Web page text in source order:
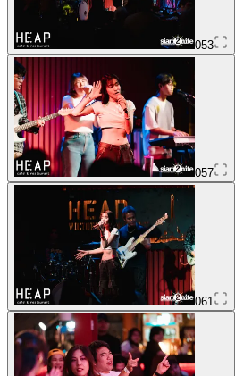
053
057
061